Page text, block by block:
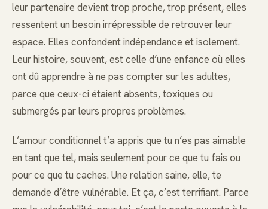
leur partenaire devient trop proche, trop présent, elles
ressentent un besoin irrépressible de retrouver leur
espace. Elles confondent indépendance et isolement.
Leur histoire, souvent, est celle d’une enfance où elles
ont dû apprendre à ne pas compter sur les adultes,
parce que ceux-ci étaient absents, toxiques ou
submergés par leurs propres problèmes.
L’amour conditionnel t’a appris que tu n’es pas aimable
en tant que tel, mais seulement pour ce que tu fais ou
pour ce que tu caches. Une relation saine, elle, te
demande d’être vulnérable. Et ça, c’est terrifiant. Parce